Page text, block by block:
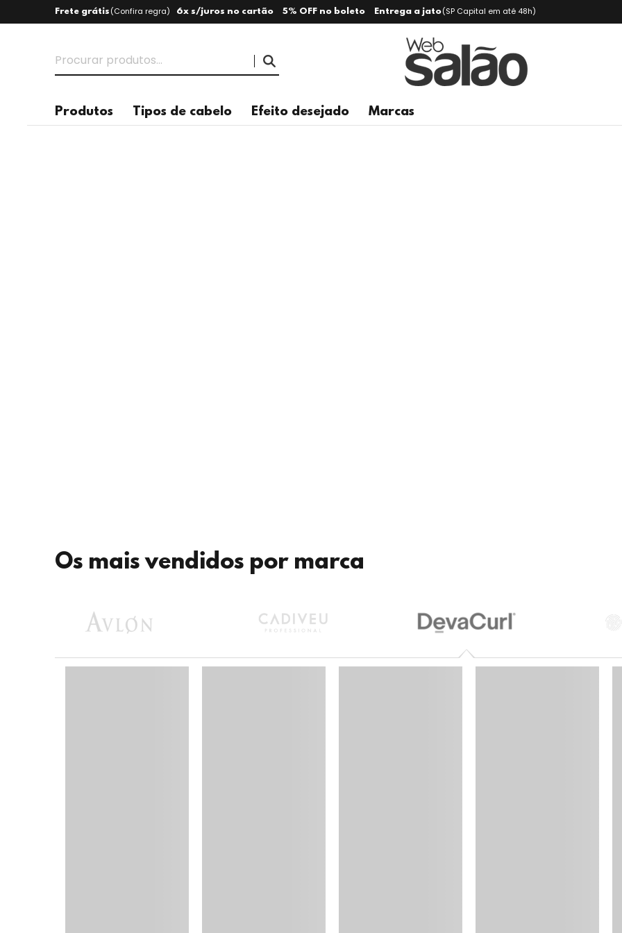
Frete grátis (Confira regra) 6x s/juros no cartão 5% OFF no boleto Entrega a jato(SP Capital em até 48h)
Produtos Tipos de cabelo Efeito desejado Marcas
Os mais vendidos por marca